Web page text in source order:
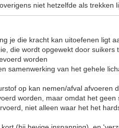
niet hetzelfde als trekken
je die kracht kan uitoefenen ligt
die wordt opgewekt door
worden
samenwerking van het gehele
op kan nemen/afval afvoeren
worden, maar omdat het
niet alleen waar het het